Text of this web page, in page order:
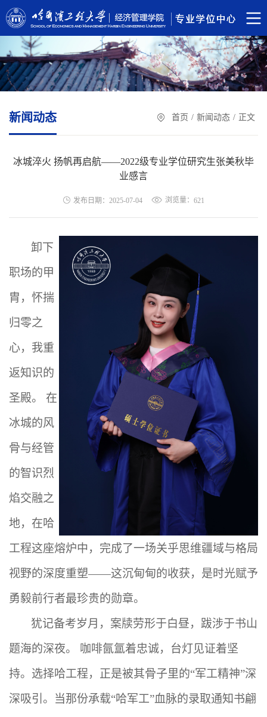
新闻动态 首页 / 新闻动态 / 正文
冰城淬火 扬帆再启航——2022级专业学位研究生张美秋毕
业感言
发布日期：2025-07-04 浏览量： 621
卸下
职场的甲
胄，怀揣
归零之
心，我重
返知识的
圣殿。
在
冰城的风
骨与经管
的智识烈
焰交融之
地，在哈
工程这座熔炉中，完成了一场关乎思维疆域与格局
视野的深度重塑——这沉甸甸的收获，是时光赋予
勇毅前行者最珍贵的勋章。
犹记备考岁月，案牍劳形于白昼，跋涉于书山
题海的深夜。
咖啡氤氲着忠诚，台灯见证着坚
持。选择哈工程，正是被其骨子里的“军工精神”深
深吸引。当那份承载“哈军工”血脉的录取通知书翩